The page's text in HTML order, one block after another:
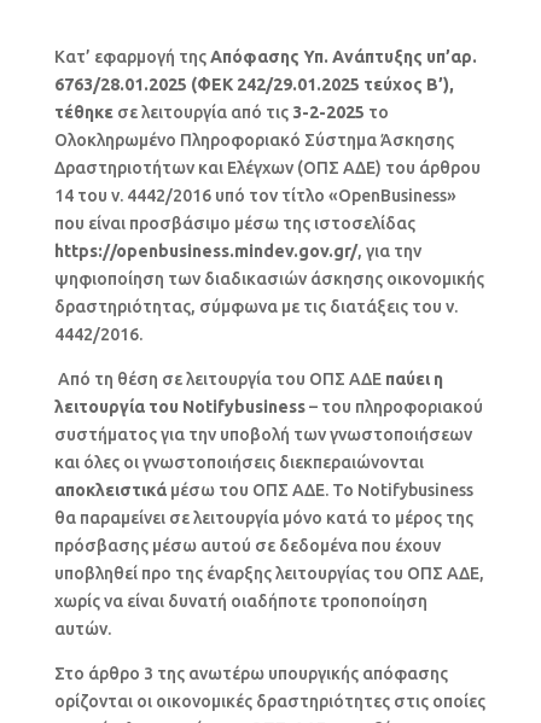
Κατ’ εφαρμογή τηςΑπόφασης Υπ. Ανάπτυξης υπ’αρ.
6763/28.01.2025 (ΦΕΚ 242/29.01.2025 τεύχος Β’),
τέθηκε σε λειτουργία από τις 3-2-2025 το
Ολοκληρωμένο Πληροφοριακό Σύστημα Άσκησης
Δραστηριοτήτων και Ελέγχων (ΟΠΣ ΑΔΕ) του άρθρου
14 του ν. 4442/2016 υπό τον τίτλο «OpenBusiness»
που είναι προσβάσιμο μέσω της ιστοσελίδας
https://openbusiness.mindev.gov.gr/, για την
ψηφιοποίηση των διαδικασιών άσκησης οικονομικής
δραστηριότητας, σύμφωνα με τις διατάξεις του ν.
4442/2016.
Από τη θέση σε λειτουργία του ΟΠΣ ΑΔΕ παύει η
λειτουργία του Notifybusiness– του πληροφοριακού
συστήματος για την υποβολή των γνωστοποιήσεων
και όλες οι γνωστοποιήσεις διεκπεραιώνονται
αποκλειστικάμέσω του ΟΠΣ ΑΔΕ. Το Notifybusiness
θα παραμείνει σε λειτουργία μόνο κατά το μέρος της
πρόσβασης μέσω αυτού σε δεδομένα που έχουν
υποβληθεί προ της έναρξης λειτουργίας του ΟΠΣ ΑΔΕ,
χωρίς να είναι δυνατή οιαδήποτε τροποποίηση
αυτών.
Στο άρθρο 3 της ανωτέρω υπουργικής απόφασης
ορίζονται οι οικονομικές δραστηριότητες στις οποίες